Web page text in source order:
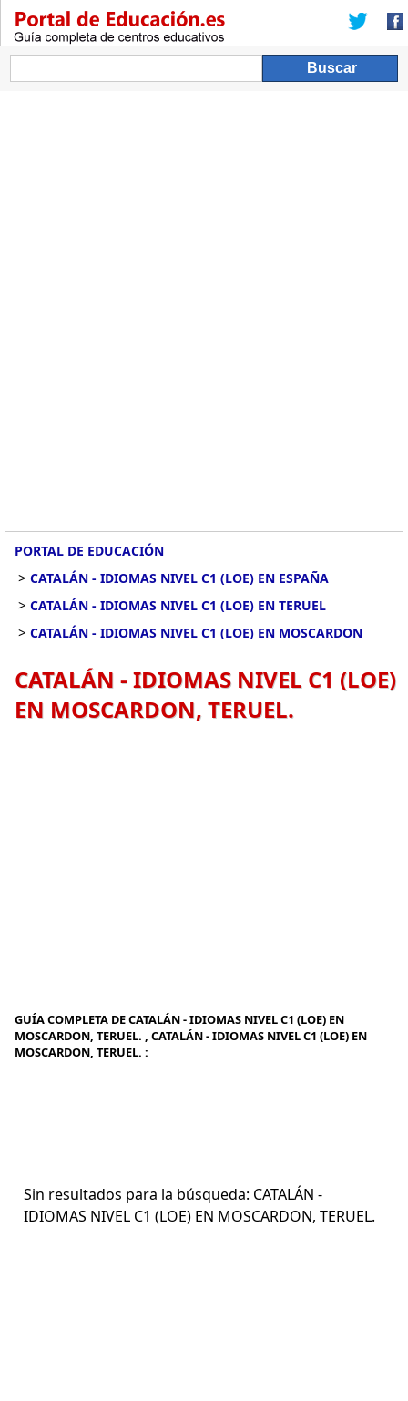
PORTAL DE EDUCACIÓN
> CATALÁN - IDIOMAS NIVEL C1 (LOE) EN ESPAÑA
> CATALÁN - IDIOMAS NIVEL C1 (LOE) EN TERUEL
> CATALÁN - IDIOMAS NIVEL C1 (LOE) EN MOSCARDON
CATALÁN - IDIOMAS NIVEL C1 (LOE)
EN MOSCARDON, TERUEL.
GUÍA COMPLETA DE CATALÁN - IDIOMAS NIVEL C1 (LOE) EN
MOSCARDON, TERUEL. , CATALÁN - IDIOMAS NIVEL C1 (LOE) EN
MOSCARDON, TERUEL. :
Sin resultados para la búsqueda: CATALÁN -
IDIOMAS NIVEL C1 (LOE) EN MOSCARDON, TERUEL.